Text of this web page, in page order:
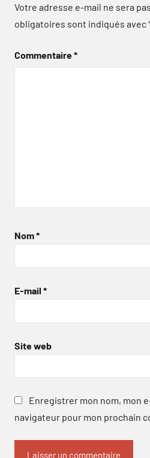
Votre adresse e-mail ne sera
obligatoires sont indiqués avec
Commentaire*
Nom*
E-mail *
Site web
Enregistrer mon nom, mon
navigateur pour mon prochain